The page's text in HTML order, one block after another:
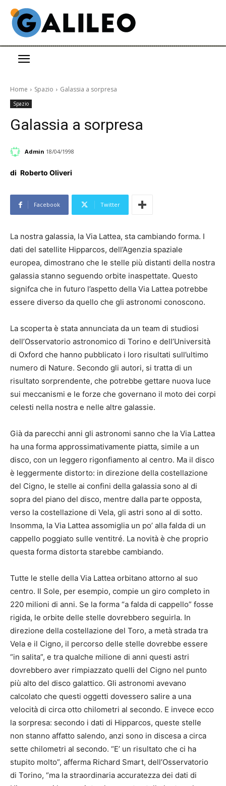
Home Spazio Galassia a sorpresa
Spazio
Galassia a sorpresa
Admin 18/04/1998
di Roberto Oliveri
Facebook Twitter
La nostra galassia, la Via Lattea, sta cambiando forma. I
dati del satellite Hipparcos, dell’Agenzia spaziale
europea, dimostrano che le stelle più distanti della nostra
galassia stanno seguendo orbite inaspettate. Questo
signifca che in futuro l’aspetto della Via Lattea potrebbe
essere diverso da quello che gli astronomi conoscono.
La scoperta è stata annunciata da un team di studiosi
dell’Osservatorio astronomico di Torino e dell’Università
di Oxford che hanno pubblicato i loro risultati sull’ultimo
numero di Nature. Secondo gli autori, si tratta di un
risultato sorprendente, che potrebbe gettare nuova luce
sui meccanismi e le forze che governano il moto dei corpi
celesti nella nostra e nelle altre galassie.
Già da parecchi anni gli astronomi sanno che la Via Lattea
ha una forma approssimativamente piatta, simile a un
disco, con un leggero rigonfiamento al centro. Ma il disco
è leggermente distorto: in direzione della costellazione
del Cigno, le stelle ai confini della galassia sono al di
sopra del piano del disco, mentre dalla parte opposta,
verso la costellazione di Vela, gli astri sono al di sotto.
Insomma, la Via Lattea assomiglia un po’ alla falda di un
cappello poggiato sulle ventitré. La novità è che proprio
questa forma distorta starebbe cambiando.
Tutte le stelle della Via Lattea orbitano attorno al suo
centro. Il Sole, per esempio, compie un giro completo in
220 milioni di anni. Se la forma “a falda di cappello” fosse
rigida, le orbite delle stelle dovrebbero seguirla. In
direzione della costellazione del Toro, a metà strada tra
Vela e il Cigno, il percorso delle stelle dovrebbe essere
“in salita”, e tra qualche milione di anni questi astri
dovrebbero aver rimpiazzato quelli del Cigno nel punto
più alto del disco galattico. Gli astronomi avevano
calcolato che questi oggetti dovessero salire a una
velocità di circa otto chilometri al secondo. E invece ecco
la sorpresa: secondo i dati di Hipparcos, queste stelle
non stanno affatto salendo, anzi sono in discesa a circa
sette chilometri al secondo. “E’ un risultato che ci ha
stupito molto”, afferma Richard Smart, dell’Osservatorio
di Torino, “ma la straordinaria accuratezza dei dati di